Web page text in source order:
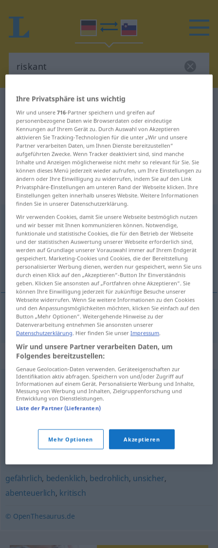
Deutsch-Slowenisch Wörterbuch
Deutsch-Slowenisch Übersetzung
für "riskant"
"riskant" Slowenisch Übersetzung
„riskant“
riskant
Übersicht aller Übersetzungen
(Für mehr Details die Übersetzung anklicken/antippen)
riskánten, tvégan
riskánten,tvégan riskant
Synonyme für "riskant"
tollkühn,waghalsig,vermessen,verwegen
fahrlässig , unbedacht (geh.)
unachtsam,gedankenlos
gefährlich, bedenklich, bedrohlich, unsicher,
abenteuerlich, kritisch
© OpenThesaurus.de
Ihre Privatsphäre ist uns wichtig
Wir und unsere716-Partner speichern und greifen auf
personenbezogene Daten wie Browserdaten oder eindeutige
Kennungen auf Ihrem Gerät zu. Durch Auswahl von Akzeptieren
aktivieren Sie Tracking-Technologien für die unter „Wir und unsere
Partner verarbeiten Daten, um Ihnen Dienste bereitzustellen“
aufgeführten Zwecke. Wenn Tracker deaktiviert sind, sind manche
Inhalte und Anzeigen möglicherweise nicht mehr so relevant für Sie. Sie
können dieses Menü jederzeit wieder aufrufen, um Ihre Einstellungen zu
ändern oder Ihre Einwilligung zu widerrufen, indem Sie auf den Link
Privatsphäre-Einstellungen am unteren Rand der Webseite klicken. Ihre
Einstellungen gelten innerhalb unseres Website. Weitere Informationen
finden Sie in unserer Datenschutzerklärung.
Wir verwenden Cookies, damit Sie unsere Webseite bestmöglich nutzen
und wir besser mit Ihnen kommunizieren können. Notwendige,
funktionale und statistische Cookies, die für den Betrieb der Webseite
und der statistischen Auswertung unserer Webseite erforderlich sind,
werden auf Grundlage unserer Vorauswahl immer auf Ihrem Endgerät
gespeichert. Marketing-Cookies und Cookies, die der Bereitstellung
personalisierter Werbung dienen, werden nur gespeichert, wenn Sie uns
durch einen Klick auf den „Akzeptieren“-Button Ihr Einverständnis
geben. Klicken Sie ansonsten auf „Fortfahren ohne Akzeptieren“. Sie
können Ihre Einwilligung jederzeit für zukünftige Besuche unserer
Webseite widerrufen. Wenn Sie weitere Informationen zu den Cookies
und den Anpassungsmöglichkeiten möchten, klicken Sie einfach auf den
Button „Mehr Optionen“. Weitergehende Hinweise zu der
Datenverarbeitung entnehmen Sie ansonsten unserer
Datenschutzerklärung. Hier finden Sie unserImpressum.
Wir und unsere Partner verarbeiten Daten, um
Folgendes bereitzustellen:
Genaue Geolocation-Daten verwenden. Geräteeigenschaften zur
Identifikation aktiv abfragen. Speichern von und/oder Zugriff auf
Informationen auf einem Gerät. Personalisierte Werbung und Inhalte,
Messung von Werbung und Inhalten, Zielgruppenforschung und
Entwicklung von Dienstleistungen.
Liste der Partner (Lieferanten)
Mehr Optionen Akzeptieren